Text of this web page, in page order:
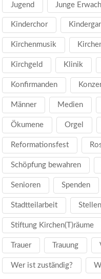
Jugend Junge
Kinderchor
Kirchenmusik
Kirchgeld Klinik
Konfirmanden
Männer Medien
Ökumene Orgel
Reformationsfest
Schöpfung bewahren
Senioren Spenden
Stadtteilarbeit
Stiftung Kirchen(T)räume
Trauer Trauung
Wer ist zuständig?